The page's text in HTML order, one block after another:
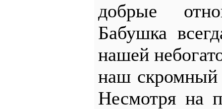
добрые
Бабушка
нашей
наш скромный
Несмотря на